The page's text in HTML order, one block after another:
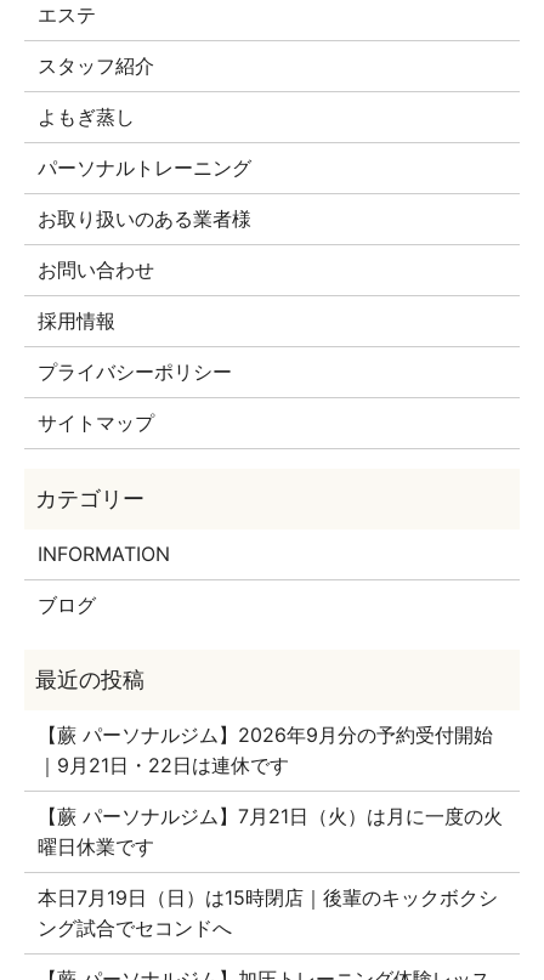
エステ
スタッフ紹介
よもぎ蒸し
パーソナルトレーニング
お取り扱いのある業者様
お問い合わせ
採用情報
プライバシーポリシー
サイトマップ
INFORMATION
ブログ
【蕨 パーソナルジム】2026年9月分の予約受付開始
｜9月21日・22日は連休です
【蕨 パーソナルジム】7月21日（火）は月に一度の火
曜日休業です
本日7月19日（日）は15時閉店｜後輩のキックボクシ
ング試合でセコンドへ